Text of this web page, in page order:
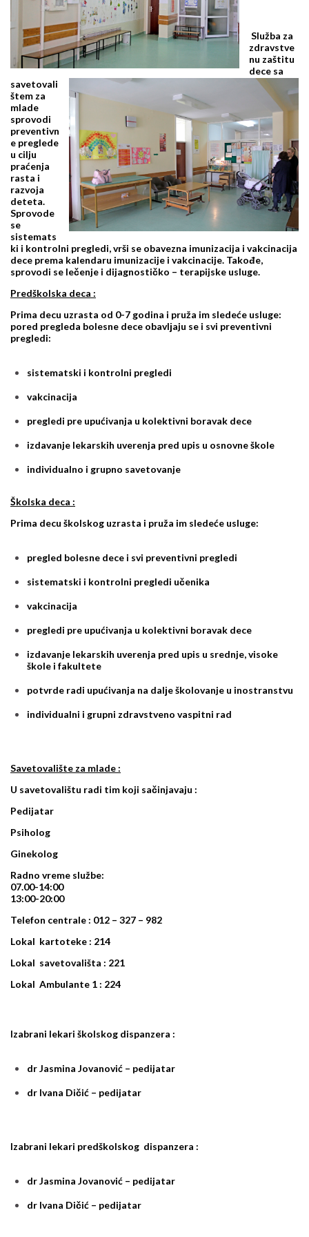
Služba za
zdravstve
nu zaštitu
dece sa
savetovali
štem za
mlade
sprovodi
preventivn
e preglede
u cilju
praćenja
rasta i
razvoja
deteta.
Sprovode
se
sistemats
ki i kontrolni pregledi, vrši se obavezna imunizacija i vakcinacija
dece prema kalendaru imunizacije i vakcinacije. Takođe,
sprovodi se lečenje i dijagnostičko – terapijske usluge.
Predškolska deca :
Prima decu uzrasta od 0-7 godina i pruža im sledeće usluge:
pored pregleda bolesne dece obavlјaju se i svi preventivni
pregledi:
sistematski i kontrolni pregledi
vakcinacija
pregledi pre upućivanja u kolektivni boravak dece
izdavanje lekarskih uverenja pred upis u osnovne škole
individualno i grupno savetovanje
Školska deca :
Prima decu školskog uzrasta i pruža im sledeće usluge:
pregled bolesne dece i svi preventivni pregledi
sistematski i kontrolni pregledi učenika
vakcinacija
pregledi pre upućivanja u kolektivni boravak dece
izdavanje lekarskih uverenja pred upis u srednje, visoke
škole i fakultete
potvrde radi upućivanja na dalјe školovanje u inostranstvu
individualni i grupni zdravstveno vaspitni rad
Savetovalište za mlade :
U savetovalištu radi tim koji sačinjavaju :
Pedijatar
Psiholog
Ginekolog
Radno vreme službe:
07.00-14:00
13:00-20:00
Telefon centrale : 012 – 327 – 982
Lokal kartoteke : 214
Lokal savetovališta : 221
Lokal Ambulante 1 : 224
Izabrani lekari školskog dispanzera :
dr Jasmina Jovanović – pedijatar
dr Ivana Dičić – pedijatar
Izabrani lekari predškolskog dispanzera :
dr Jasmina Jovanović – pedijatar
dr Ivana Dičić – pedijatar